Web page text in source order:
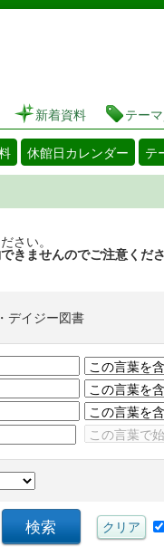
蔵書検索・予約システム
新着資料 テー
休館日カレンダー テ
さい。
きませんのでご注意くださ
デイジー図書